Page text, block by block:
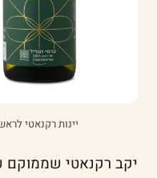
יינות רקנאטי לראש השנה 2024 |
יקב רקנאטי שממוקם